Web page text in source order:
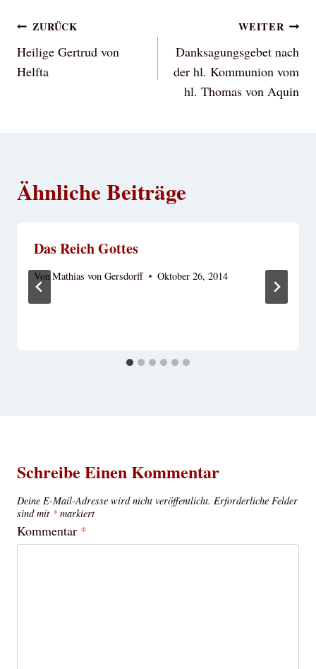
Beitragsnavigation
ZURÜCK
Heilige Gertrud von
Helfta
WEITER
Danksagungsgebet nach
der hl. Kommunion vom
hl. Thomas von Aquin
Ähnliche Beiträge
Das Reich Gottes
VonMathias von Gersdorff Oktober 26, 2014
Schreibe Einen Kommentar
Deine E-Mail-Adresse wird nicht veröffentlicht. Erforderliche Felder
sind mit * markiert
Kommentar *